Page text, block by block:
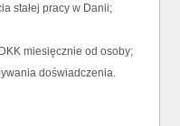
stałej pracy w Danii;
miesięcznie od osoby;
doświadczenia.